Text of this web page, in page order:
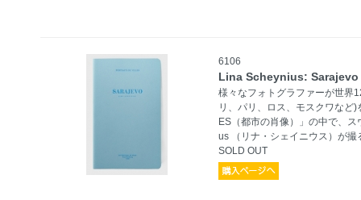
6106
Lina Scheynius: Sarajevo
様々なフォトグラファーが世界
リ、パリ、ロス、モスクワなど
ES（都市の肖像）」の中で、
us （リナ・シェイニウス）が
SOLD OUT